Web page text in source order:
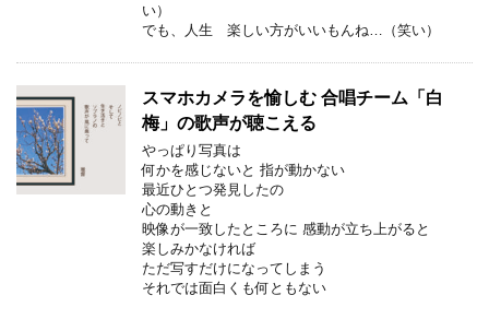
い）
でも、人生 楽しい方がいいもんね…（笑い）
スマホカメラを愉しむ 合唱チーム「白
梅」の歌声が聴こえる
やっぱり写真は
何かを感じないと 指が動かない
最近ひとつ発見したの
心の動きと
映像が一致したところに 感動が立ち上がると
楽しみかなければ
ただ写すだけになってしまう
それでは面白くも何ともない